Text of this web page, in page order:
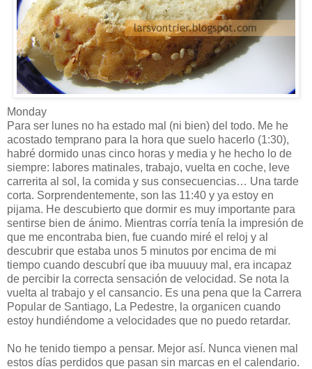
Monday
Para ser lunes no ha estado mal (ni bien) del todo. Me he
acostado temprano para la hora que suelo hacerlo (1:30),
habré dormido unas cinco horas y media y he hecho lo de
siempre: labores matinales, trabajo, vuelta en coche, leve
carrerita al sol, la comida y sus consecuencias… Una tarde
corta. Sorprendentemente, son las 11:40 y ya estoy en
pijama. He descubierto que dormir es muy importante para
sentirse bien de ánimo. Mientras corría tenía la impresión de
que me encontraba bien, fue cuando miré el reloj y al
descubrir que estaba unos 5 minutos por encima de mi
tiempo cuando descubrí que iba muuuuy mal, era incapaz
de percibir la correcta sensación de velocidad. Se nota la
vuelta al trabajo y el cansancio. Es una pena que la Carrera
Popular de Santiago, La Pedestre, la organicen cuando
estoy hundiéndome a velocidades que no puedo retardar.
No he tenido tiempo a pensar. Mejor así. Nunca vienen mal
estos días perdidos que pasan sin marcas en el calendario.